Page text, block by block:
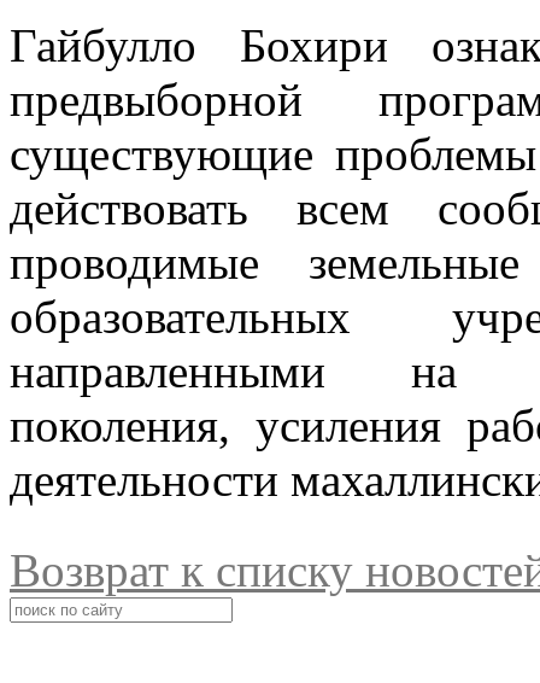
Гайбулло Бохири
предвыборной
существующие
действовать всем
проводимые
образовательных
направленными на
поколения, усиления
деятельности
Возврат к списку